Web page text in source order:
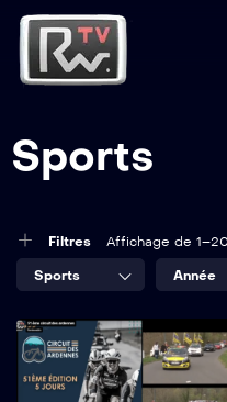
Sports
Filtres Affichage de
Sports Année